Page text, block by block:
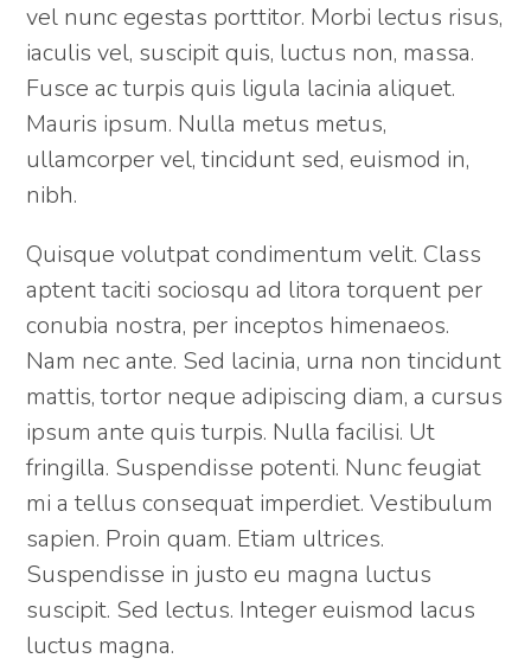
vel nunc egestas porttitor. Morbi lectus risus,
iaculis vel, suscipit quis, luctus non, massa.
Fusce ac turpis quis ligula lacinia aliquet.
Mauris ipsum. Nulla metus metus,
ullamcorper vel, tincidunt sed, euismod in,
nibh.
Quisque volutpat condimentum velit. Class
aptent taciti sociosqu ad litora torquent per
conubia nostra, per inceptos himenaeos.
Nam nec ante. Sed lacinia, urna non tincidunt
mattis, tortor neque adipiscing diam, a cursus
ipsum ante quis turpis. Nulla facilisi. Ut
fringilla. Suspendisse potenti. Nunc feugiat
mi a tellus consequat imperdiet. Vestibulum
sapien. Proin quam. Etiam ultrices.
Suspendisse in justo eu magna luctus
suscipit. Sed lectus. Integer euismod lacus
luctus magna.